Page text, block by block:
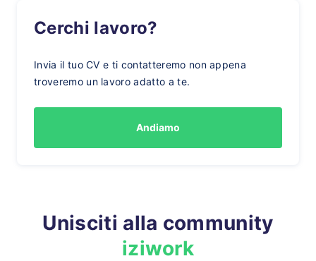
Cerchi lavoro?
Invia il tuo CV e ti contatteremo non appena
troveremo un lavoro adatto a te.
Andiamo
Unisciti alla community
iziwork